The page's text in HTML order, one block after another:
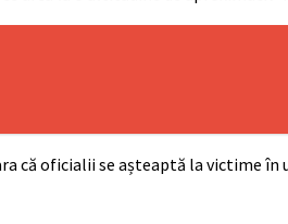
că oficialii se așteaptă la victime în